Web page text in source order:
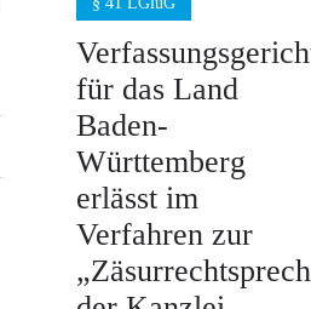
für das Land
Baden-
Württemberg
erlässt im
Verfahren zur